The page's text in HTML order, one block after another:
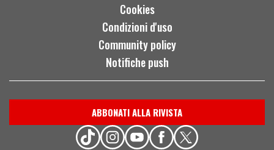
Cookies
Condizioni d'uso
Community policy
Notifiche push
ABBONATI ALLA RIVISTA